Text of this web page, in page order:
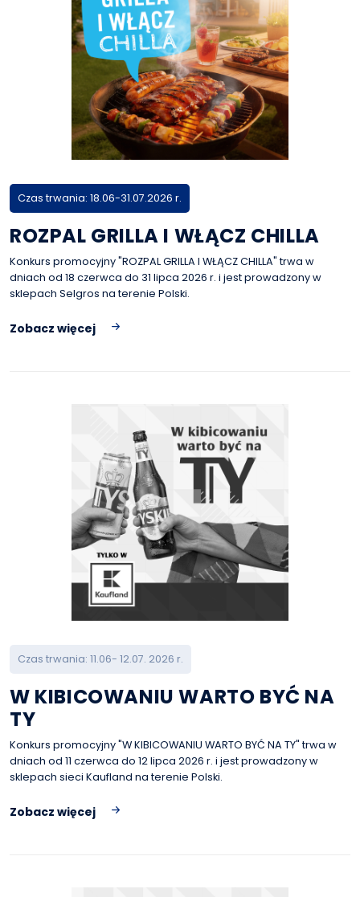
Czas trwania: 18.06-31.07.2026 r.
ROZPAL GRILLA I WŁĄCZ CHILLA
Konkurs promocyjny "ROZPAL GRILLA I WŁĄCZ CHILLA" trwa w
dniach od 18 czerwca do 31 lipca 2026 r. i jest prowadzony w
sklepach Selgros na terenie Polski.
Zobacz więcej
Czas trwania: 11.06- 12.07. 2026 r.
W KIBICOWANIU WARTO BYĆ NA
TY
Konkurs promocyjny "W KIBICOWANIU WARTO BYĆ NA TY" trwa w
dniach od 11 czerwca do 12 lipca 2026 r. i jest prowadzony w
sklepach sieci Kaufland na terenie Polski.
Zobacz więcej